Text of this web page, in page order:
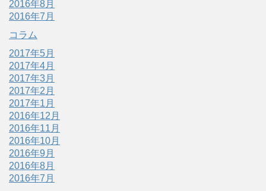
2016年8月
2016年7月
コラム
2017年5月
2017年4月
2017年3月
2017年2月
2017年1月
2016年12月
2016年11月
2016年10月
2016年9月
2016年8月
2016年7月